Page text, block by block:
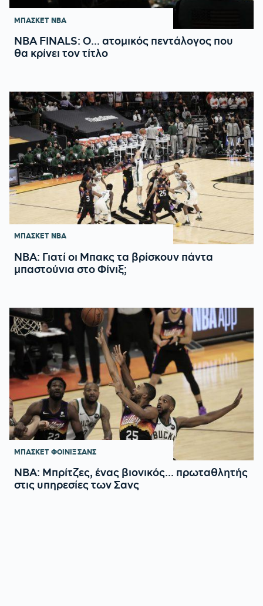
ΜΠΑΣΚΕΤ NBA
NBA FINALS: Ο... ατομικός πεντάλογος που
θα κρίνει τον τίτλο
ΜΠΑΣΚΕΤ NBA
NBA: Γιατί οι Μπακς τα βρίσκουν πάντα
μπαστούνια στο Φίνιξ;
ΜΠΑΣΚΕΤ ΦΟΙΝΙΞ ΣΑΝΣ
NBA: Μπρίτζες, ένας βιονικός... πρωταθλητής
στις υπηρεσίες των Σανς